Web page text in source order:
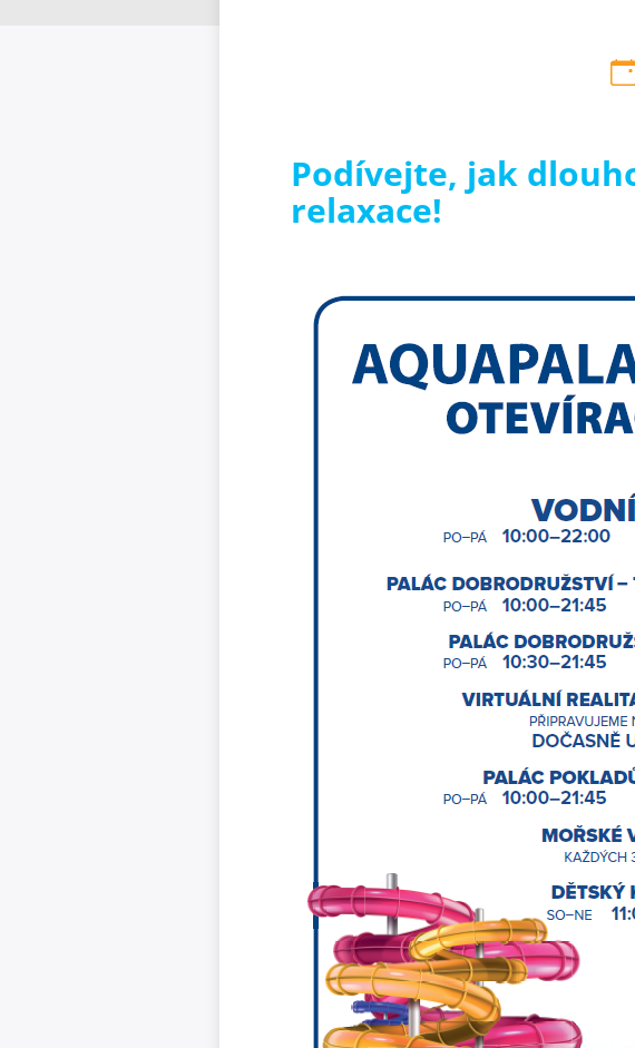
Podívejte, jak
relaxace!